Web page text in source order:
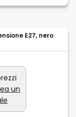
E27, nero
un